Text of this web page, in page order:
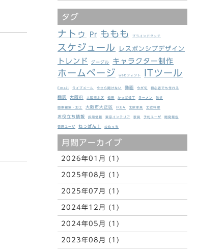
タグ
ナトゥ Pr ももも ブラインドタッチ
スケジュール レスポンシブデザイン
トレンド グーグル キャラクター制作
ホームページ webフォント ITツール
Email ライブメール 今さら聞けない 動画 今が旬 初心者でも作れる
翻訳 大阪府 大阪市北区 梅田 かっぱ横丁 ラーメン 散歩
画像編集・加工 大阪市大正区 IKEA 北欧家具 北欧料理
お役立ち情報 採用情報 東京インテリア 家具 予約ユーザ 開発報告
管理ユーザ ねっぱん！ めめっち
月間アーカイブ
2026年01月 (1)
2025年08月 (1)
2025年07月 (1)
2024年12月 (1)
2024年05月 (1)
2023年08月 (1)